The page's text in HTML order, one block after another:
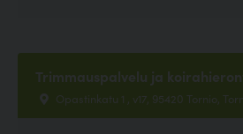
Trimmauspalvelu ja
Opastinkatu 1 , v17, 95420 Tornio,